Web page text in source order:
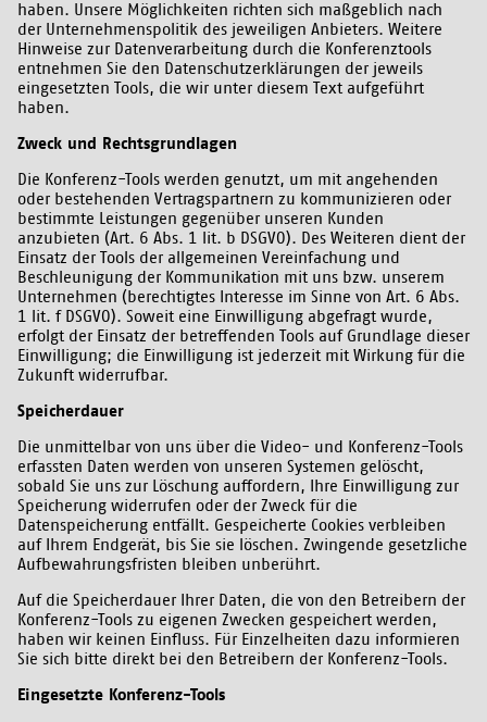
haben. Unsere Möglichkeiten richten sich maßgeblich nach
der Unternehmenspolitik des jeweiligen Anbieters. Weitere
Hinweise zur Datenverarbeitung durch die Konferenztools
entnehmen Sie den Datenschutzerklärungen der jeweils
eingesetzten Tools, die wir unter diesem Text aufgeführt
haben.
Zweck und Rechtsgrundlagen
Die Konferenz-Tools werden genutzt, um mit angehenden
oder bestehenden Vertragspartnern zu kommunizieren oder
bestimmte Leistungen gegenüber unseren Kunden
anzubieten (Art. 6 Abs. 1 lit. b DSGVO). Des Weiteren dient der
Einsatz der Tools der allgemeinen Vereinfachung und
Beschleunigung der Kommunikation mit uns bzw. unserem
Unternehmen (berechtigtes Interesse im Sinne von Art. 6 Abs.
1 lit. f DSGVO). Soweit eine Einwilligung abgefragt wurde,
erfolgt der Einsatz der betreffenden Tools auf Grundlage dieser
Einwilligung; die Einwilligung ist jederzeit mit Wirkung für die
Zukunft widerrufbar.
Speicherdauer
Die unmittelbar von uns über die Video- und Konferenz-Tools
erfassten Daten werden von unseren Systemen gelöscht,
sobald Sie uns zur Löschung auffordern, Ihre Einwilligung zur
Speicherung widerrufen oder der Zweck für die
Datenspeicherung entfällt. Gespeicherte Cookies verbleiben
auf Ihrem Endgerät, bis Sie sie löschen. Zwingende gesetzliche
Aufbewahrungsfristen bleiben unberührt.
Auf die Speicherdauer Ihrer Daten, die von den Betreibern der
Konferenz-Tools zu eigenen Zwecken gespeichert werden,
haben wir keinen Einfluss. Für Einzelheiten dazu informieren
Sie sich bitte direkt bei den Betreibern der Konferenz-Tools.
Eingesetzte Konferenz-Tools